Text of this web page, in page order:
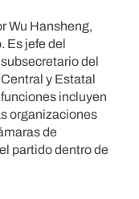
Wu Hansheng,
Es jefe del
del
y Estatal
incluyen
organizaciones
de
partido dentro de